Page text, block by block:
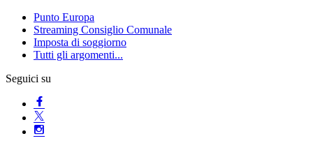
Punto Europa
Streaming Consiglio Comunale
Imposta di soggiorno
Tutti gli argomenti...
Seguici su